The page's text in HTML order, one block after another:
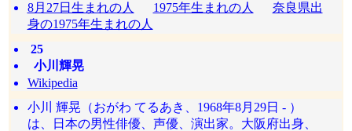
8月27日生まれの人
1975年生まれの人
奈良県出
身の1975年生まれの人
25
小川輝晃
Wikipedia
小川 輝晃（おがわ てるあき、1968年8月29日 - ）
は、日本の男性俳優、声優、演出家。大阪府出身、